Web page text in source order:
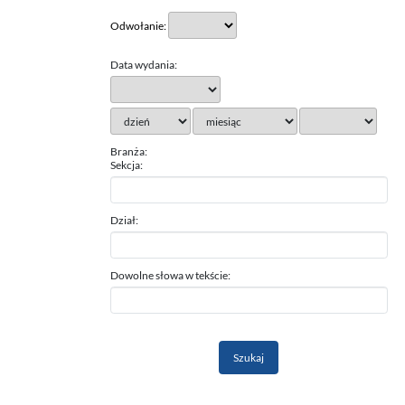
Odwołanie:
Data wydania:
Branża:
Sekcja:
Dział:
Dowolne słowa w tekście: